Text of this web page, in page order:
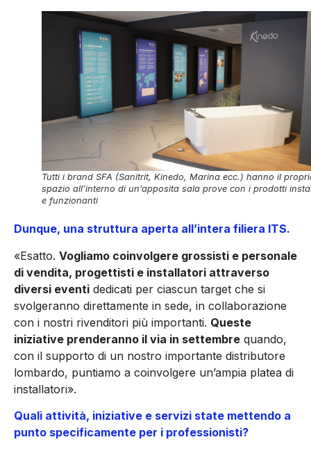
Tutti i brand SFA (Sanitrit, Kinedo, Marina ecc.) hanno il
spazio all’interno di un’apposita sala prove con i prodotti
e funzionanti
Dunque, una struttura aperta all’intera filiera ITS.
«Esatto. Vogliamo coinvolgere grossisti e personale
di vendita, progettisti e installatori attraverso
diversi eventi dedicati per ciascun target che si
svolgeranno direttamente in sede, in collaborazione
con i nostri rivenditori più importanti. Queste
iniziative prenderanno il via in settembre quando,
con il supporto di un nostro importante distributore
lombardo, puntiamo a coinvolgere un’ampia platea di
installatori».
Quali attività, iniziative e servizi state mettendo a
punto specificamente per i professionisti?